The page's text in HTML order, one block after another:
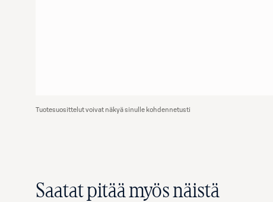
Tuotesuosittelut voivat näkyä sinulle kohdennetusti
Saatat pitää myös näistä